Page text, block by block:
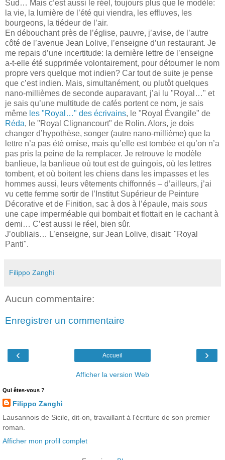
Sud… Mais c’est aussi le réel, toujours plus que le modèle:
la vie, la lumière de l’été qui viendra, les effluves, les
bourgeons, la tiédeur de l’air.
En débouchant près de l’église, pauvre, j’avise, de l’autre
côté de l’avenue Jean Lolive, l’enseigne d’un restaurant. Je
me repais d’une incertitude: la dernière lettre de l’enseigne
a-t-elle été supprimée volontairement, pour détourner le nom
propre vers quelque mot indien? Car tout de suite je pense
que c’est indien. Mais, simultanément, ou plutôt quelques
nano-millièmes de seconde auparavant, j’ai lu "Royal…" et
je sais qu’une multitude de cafés portent ce nom, je sais
même les "Royal…" des écrivains, le "Royal Évangile" de
Réda, le "Royal Clignancourt" de Rolin. Alors, je dois
changer d’hypothèse, songer (autre nano-millième) que la
lettre n’a pas été omise, mais qu’elle est tombée et qu’on n’a
pas pris la peine de la remplacer. Je retrouve le modèle
banlieue, la banlieue où tout est de guingois, où les lettres
tombent, et où boitent les chiens dans les impasses et les
hommes aussi, leurs vêtements chiffonnés – d’ailleurs, j’ai
vu cette femme sortir de l’Institut Supérieur de Peinture
Décorative et de Finition, sac à dos à l’épaule, mais sous
une cape imperméable qui bombait et flottait en le cachant à
demi… C’est aussi le réel, bien sûr.
J’oubliais… L’enseigne, sur Jean Lolive, disait: "Royal
Panti".
Filippo Zanghì
Aucun commentaire:
Enregistrer un commentaire
‹ ›
Accueil
Afficher la version Web
Qui êtes-vous ?
Filippo Zanghì
Lausannois de Sicile, dit-on, travaillant à l'écriture de son premier
roman.
Afficher mon profil complet